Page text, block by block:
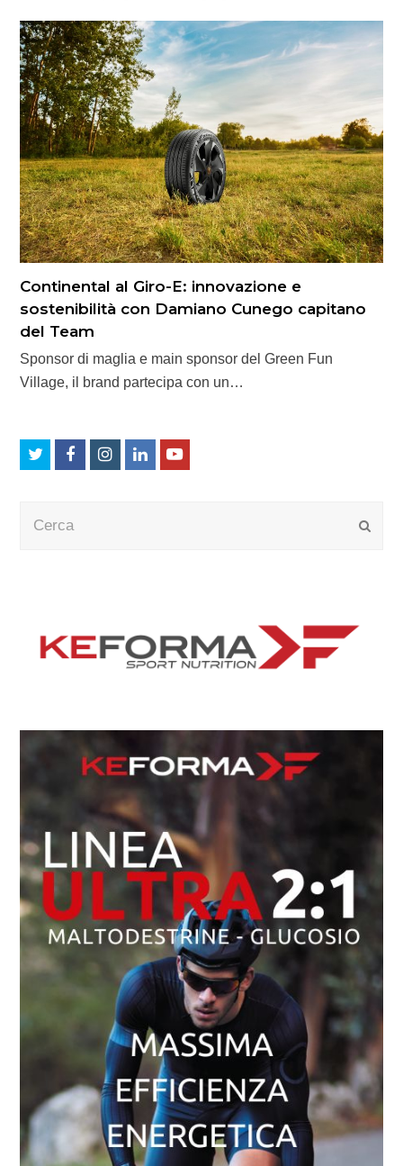
Continental al Giro-E: innovazione e
sostenibilità con Damiano Cunego capitano
del Team
Sponsor di maglia e main sponsor del Green Fun
Village, il brand partecipa con un…
TwitterFacebookInstagram
LinkedInYoutube